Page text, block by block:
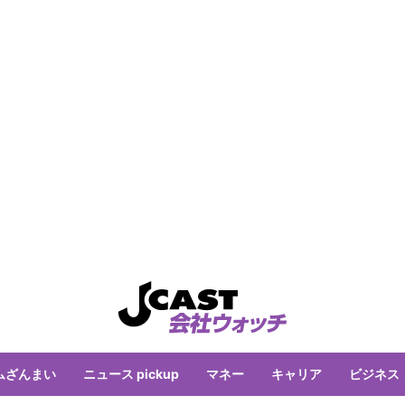
ざんまい ニュース pickup マネー キャリア ビジネス